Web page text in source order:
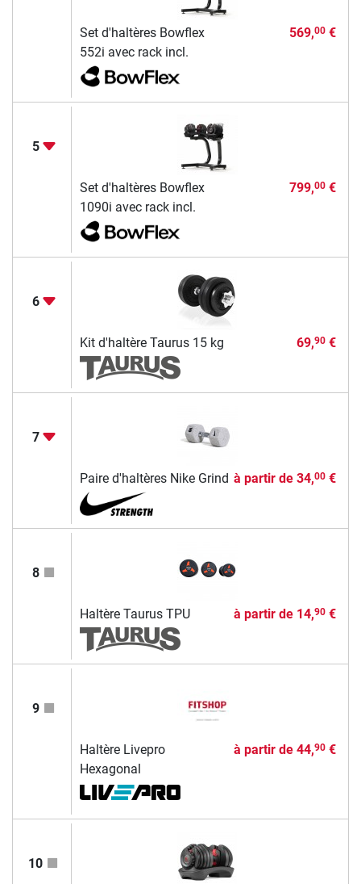
Set d'haltères Bowflex
552i avec rack incl.
569,00€
5
Set d'haltères Bowflex
1090i avec rack incl.
799,00€
6
Kit d'haltère Taurus 15 kg 69,90€
7
Paire d'haltères Nike Grind à partir de 34,00€
8
Haltère Taurus TPU à partir de 14,90€
9
Haltère Livepro
Hexagonal
à partir de 44,90€
10